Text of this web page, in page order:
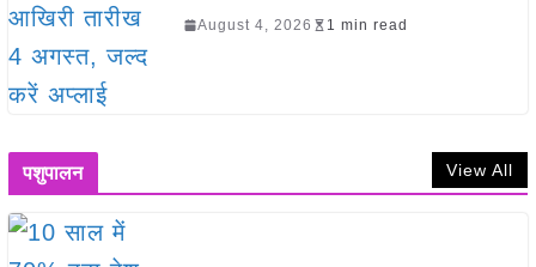
August 4, 2026 1 min read
पशुपालन View All